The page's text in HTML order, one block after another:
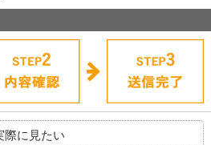
際に見たい